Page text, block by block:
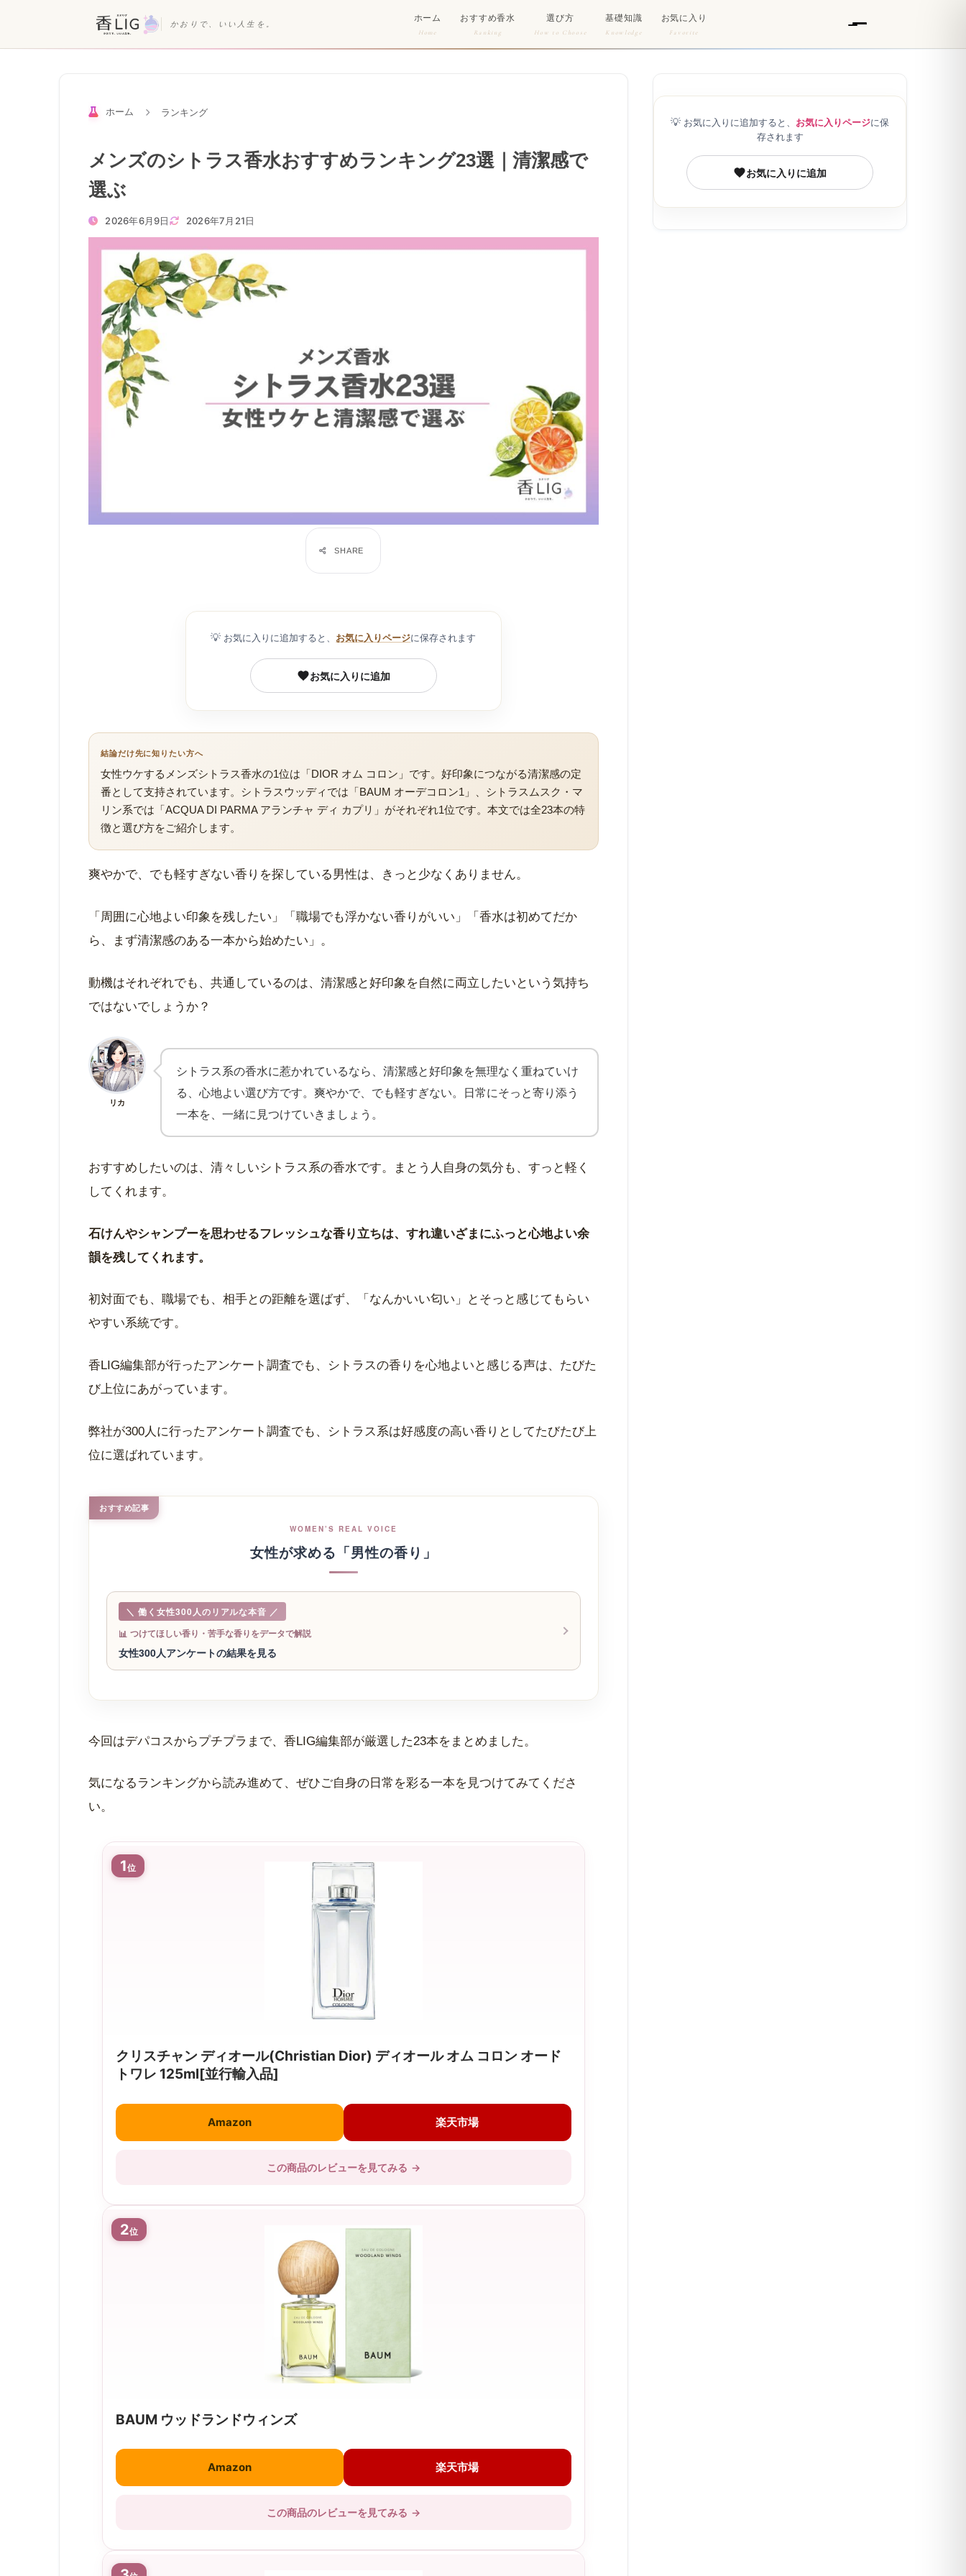
かおりで、いい人生を。
ホーム
Home
おすすめ香水
Ranking
選び方
How to Choose
基礎知識
Knowledge
お気に入り
Favorite
ホーム ランキング
メンズのシトラス香水おすすめランキング23選｜清潔感で
選ぶ
2026年6月9日 2026年7月21日
💡 お気に入りに追加すると、 お気に入りページに保存されます
お気に入りに追加
結論だけ先に知りたい方へ
女性ウケするメンズシトラス香水の1位は「DIOR オム コロン」です。好印象につながる清潔感の定
番として支持されています。シトラスウッディでは「BAUM オーデコロン1」、シトラスムスク・マ
リン系では「ACQUA DI PARMA アランチャ ディ カプリ」がそれぞれ1位です。本文では全23本の特
徴と選び方をご紹介します。
爽やかで、でも軽すぎない香りを探している男性は、きっと少なくありません。
「周囲に心地よい印象を残したい」「職場でも浮かない香りがいい」「香水は初めてだか
ら、まず清潔感のある一本から始めたい」。
動機はそれぞれでも、共通しているのは、清潔感と好印象を自然に両立したいという気持ち
ではないでしょうか？
リカ
シトラス系の香水に惹かれているなら、清潔感と好印象を無理なく重ねていけ
る、心地よい選び方です。爽やかで、でも軽すぎない。日常にそっと寄り添う
一本を、一緒に見つけていきましょう。
おすすめしたいのは、清々しいシトラス系の香水です。まとう人自身の気分も、すっと軽く
してくれます。
石けんやシャンプーを思わせるフレッシュな香り立ちは、すれ違いざまにふっと心地よい余
韻を残してくれます。
初対面でも、職場でも、相手との距離を選ばず、「なんかいい匂い」とそっと感じてもらい
やすい系統です。
香LIG編集部が行ったアンケート調査でも、シトラスの香りを心地よいと感じる声は、たびた
び上位にあがっています。
弊社が300人に行ったアンケート調査でも、シトラス系は好感度の高い香りとしてたびたび上
位に選ばれています。
おすすめ記事
WOMEN’S REAL VOICE
女性が求める「男性の香り」
＼ 働く女性300人のリアルな本音 ／
📊 つけてほしい香り・苦手な香りをデータで解説
女性300人アンケートの結果を見る
今回はデパコスからプチプラまで、香LIG編集部が厳選した23本をまとめました。
気になるランキングから読み進めて、ぜひご自身の日常を彩る一本を見つけてみてくださ
い。
1位
クリスチャン ディオール(Christian Dior) ディオール オム コロン オード
トワレ 125ml[並行輸入品]
Amazon 楽天市場
この商品のレビューを見てみる →
2位
BAUM ウッドランドウィンズ
Amazon 楽天市場
この商品のレビューを見てみる →
💡 お気に入りに追加すると、 お気に入りページに保
存されます
お気に入りに追加